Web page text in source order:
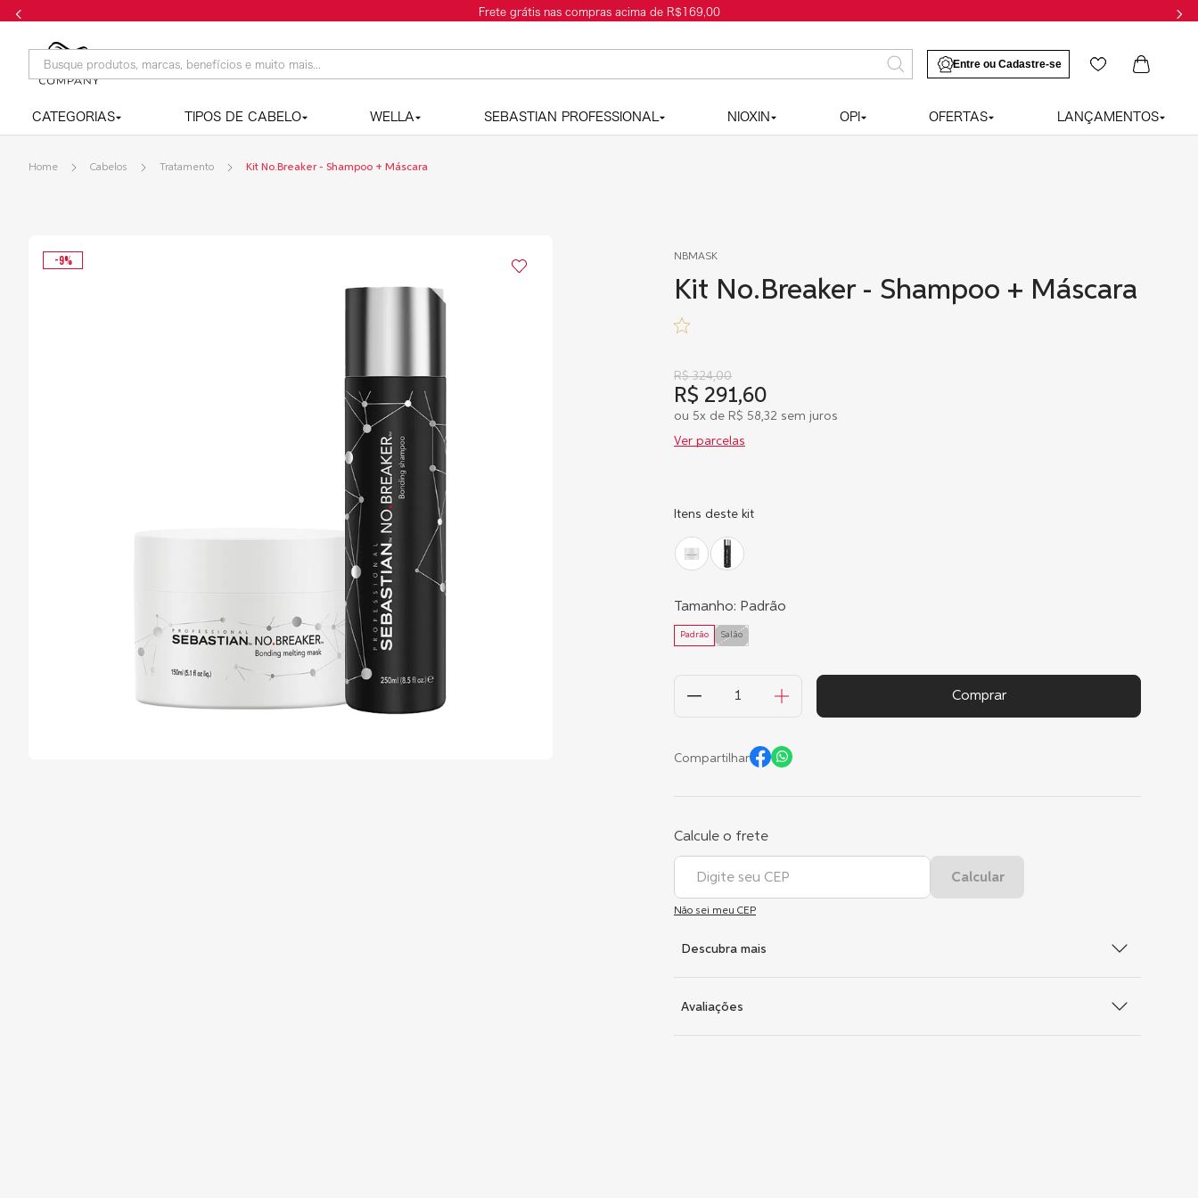
Frete grátis nas compras acima de R$169,00
Busque produtos, marcas, benefícios e muito mais...
CATEGORIAS TIPOS DE CABELO WELLA SEBASTIAN PROFESSIONAL NIOXIN OPI OFERTAS LANÇAMENTOS
Cabelos Tratamento Kit No.Breaker - Shampoo + Máscara
-9% NBMASK
Kit No.Breaker - Shampoo + Máscara
R$ 324,00
R$ 291,60
ou 5x de R$ 58,32 sem juros
Ver parcelas
Itens deste kit
Tamanho: Padrão
Padrão Salão
Comprar
Compartilhar
Não sei meu CEP
Descubra mais
Avaliações